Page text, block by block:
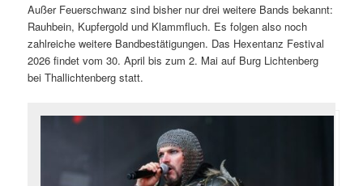
Außer Feuerschwanz sind bisher nur drei weitere Bands bekannt:
Rauhbein, Kupfergold und Klammfluch. Es folgen also noch
zahlreiche weitere Bandbestätigungen. Das Hexentanz Festival
2026 findet vom 30. April bis zum 2. Mai auf Burg Lichtenberg
bei Thallichtenberg statt.